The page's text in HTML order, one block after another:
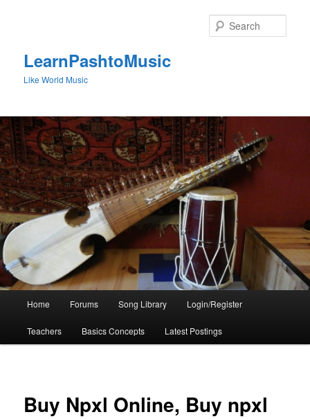
LearnPashtoMusic
Like World Music
Home Forums Song Library Login/Register
Teachers Basics Concepts Latest Postings
Buy Npxl Online, Buy npxl